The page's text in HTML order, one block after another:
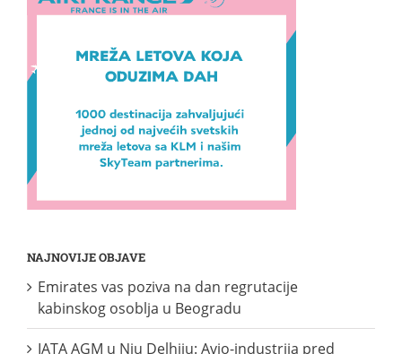
NAJNOVIJE OBJAVE
Emirates vas poziva na dan regrutacije
kabinskog osoblja u Beogradu
IATA AGM u Nju Delhiju: Avio-industrija pred